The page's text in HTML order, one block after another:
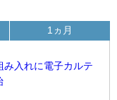
み入れに電子カルテ
1ヵ月